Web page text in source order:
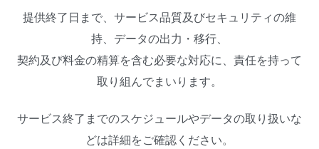
提供終了日まで、サービス品質及びセキュリティの維
持、データの出力・移行、
契約及び料金の精算を含む必要な対応に、責任を持って
取り組んでまいります。
サービス終了までのスケジュールやデータの取り扱いな
どは詳細をご確認ください。